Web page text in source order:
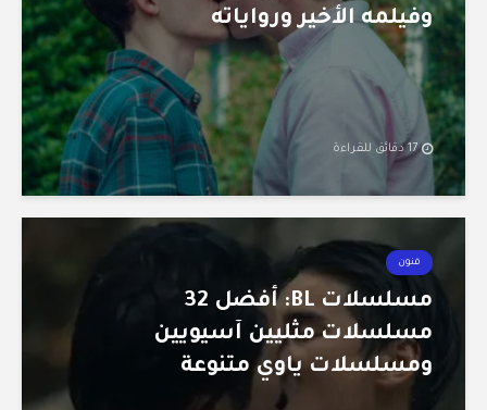
وفيلمه الأخير ورواياته
17 دقائق للقراءة
فنون
مسلسلات BL: أفضل 32
مسلسلات مثليين آسيويين
ومسلسلات ياوي متنوعة